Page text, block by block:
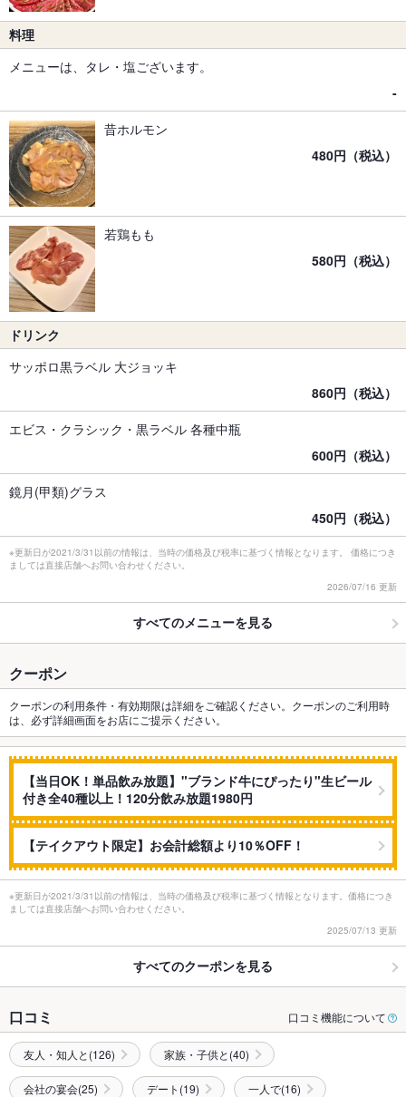
料理
メニューは、タレ・塩ございます。
-
昔ホルモン
480円（税込）
若鶏もも
580円（税込）
ドリンク
サッポロ黒ラベル 大ジョッキ
860円（税込）
エビス・クラシック・黒ラベル 各種中瓶
600円（税込）
鏡月(甲類)グラス
450円（税込）
※更新日が2021/3/31以前の情報は、当時の価格及び税率に基づく情報となります。 価格につき
ましては直接店舗へお問い合わせください。
2026/07/16 更新
すべてのメニューを見る
クーポン
クーポンの利用条件・有効期限は詳細をご確認ください。クーポンのご利用時
は、必ず詳細画面をお店にご提示ください。
【当日OK！単品飲み放題】"ブランド牛にぴったり"生ビール
付き全40種以上！120分飲み放題1980円
【テイクアウト限定】お会計総額より10％OFF！
※更新日が2021/3/31以前の情報は、当時の価格及び税率に基づく情報となります。価格につき
ましては直接店舗へお問い合わせください。
2025/07/13 更新
すべてのクーポンを見る
口コミ 口コミ機能について
友人・知人と(126) 家族・子供と(40)
会社の宴会(25) デート(19) 一人で(16)